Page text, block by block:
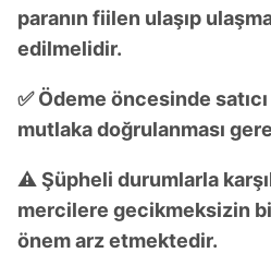
paranın fiilen ulaşıp
edilmelidir.
✅ Ödeme öncesinde
mutlaka doğrulanması
⚠️ Şüpheli durumlarla
mercilere gecikmeksizin
önem arz etmektedir.